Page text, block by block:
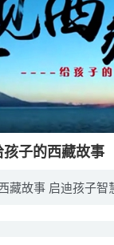
孩子的西藏故事
藏故事 启迪孩子智